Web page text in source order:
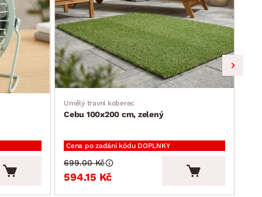
Umělý travní koberec
Cebu 100x200 cm, zelený
Cena po zadání kódu DOPLNKY
594.15 Kč
699.00 Kč